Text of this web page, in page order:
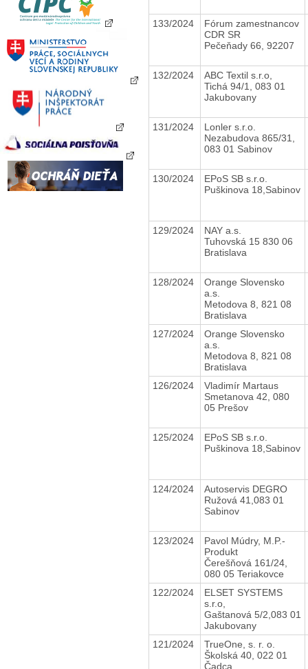
133/2024
Fórum zamestnancov
CDR SR
Pečeňady 66, 92207
132/2024
ABC Textil s.r.o,
Tichá 94/1, 083 01
Jakubovany
131/2024
Lonler s.r.o.
Nezabudova 865/31,
083 01 Sabinov
130/2024
EPoS SB s.r.o.
Puškinova 18,Sabinov
129/2024
NAY a.s.
Tuhovská 15 830 06
Bratislava
128/2024
Orange Slovensko
a.s.
Metodova 8, 821 08
Bratislava
127/2024
Orange Slovensko
a.s.
Metodova 8, 821 08
Bratislava
126/2024
Vladimír Martaus
Smetanova 42, 080
05 Prešov
125/2024
EPoS SB s.r.o.
Puškinova 18,Sabinov
124/2024
Autoservis DEGRO
Ružová 41,083 01
Sabinov
123/2024
Pavol Múdry, M.P.-
Produkt
Čerešňová 161/24,
080 05 Teriakovce
122/2024
ELSET SYSTEMS
s.r.o,
Gaštanová 5/2,083 01
Jakubovany
121/2024
TrueOne, s. r. o.
Školská 40, 022 01
Čadca